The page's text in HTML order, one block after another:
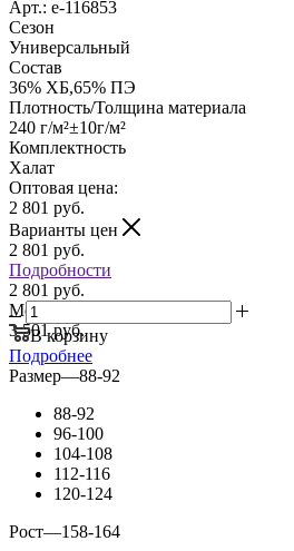
Арт.: e-116853
Сезон
Универсальный
Состав
36% ХБ,65% ПЭ
Плотность/Толщина материала
240 г/м²±10г/м²
Комплектность
Халат
Оптовая цена:
2 801 руб.
Варианты цен
2 801 руб.
Подробности
2 801 руб.
Мелкий опт:
3 501 руб.
В корзину
Подробнее
Размер—88-92
88-92
96-100
104-108
112-116
120-124
Рост—158-164